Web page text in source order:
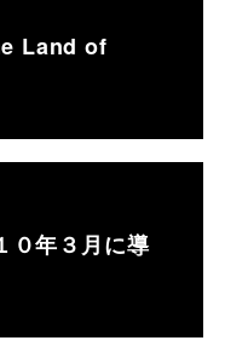
Land of
０年３月に導